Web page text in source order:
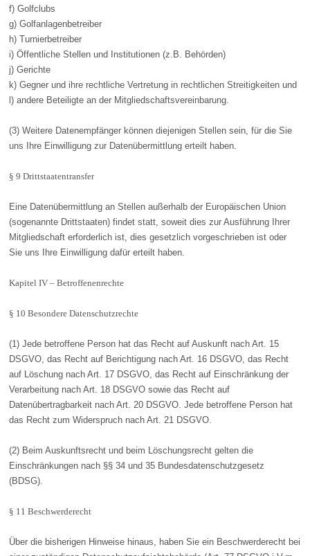
f) Golfclubs
g) Golfanlagenbetreiber
h) Turnierbetreiber
i) Öffentliche Stellen und Institutionen (z.B. Behörden)
j) Gerichte
k) Gegner und ihre rechtliche Vertretung in rechtlichen Streitigkeiten und
l) andere Beteiligte an der Mitgliedschaftsvereinbarung.
(3) Weitere Datenempfänger können diejenigen Stellen sein, für die Sie
uns Ihre Einwilligung zur Datenübermittlung erteilt haben.
§ 9 Drittstaatentransfer
Eine Datenübermittlung an Stellen außerhalb der Europäischen Union
(sogenannte Drittstaaten) findet statt, soweit dies zur Ausführung Ihrer
Mitgliedschaft erforderlich ist, dies gesetzlich vorgeschrieben ist oder
Sie uns Ihre Einwilligung dafür erteilt haben.
Kapitel IV – Betroffenenrechte
§ 10 Besondere Datenschutzrechte
(1) Jede betroffene Person hat das Recht auf Auskunft nach Art. 15
DSGVO, das Recht auf Berichtigung nach Art. 16 DSGVO, das Recht
auf Löschung nach Art. 17 DSGVO, das Recht auf Einschränkung der
Verarbeitung nach Art. 18 DSGVO sowie das Recht auf
Datenübertragbarkeit nach Art. 20 DSGVO. Jede betroffene Person hat
das Recht zum Widerspruch nach Art. 21 DSGVO.
(2) Beim Auskunftsrecht und beim Löschungsrecht gelten die
Einschränkungen nach §§ 34 und 35 Bundesdatenschutzgesetz
(BDSG).
§ 11 Beschwerderecht
Über die bisherigen Hinweise hinaus, haben Sie ein Beschwerderecht bei